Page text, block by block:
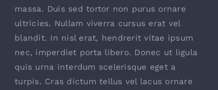
massa. Duis sed tortor non purus ornare
ultricies. Nullam viverra cursus erat vel
blandit. In nisl erat, hendrerit vitae ipsum
nec, imperdiet porta libero. Donec ut ligula
quis urna interdum scelerisque eget a
turpis. Cras dictum tellus vel lacus ornare